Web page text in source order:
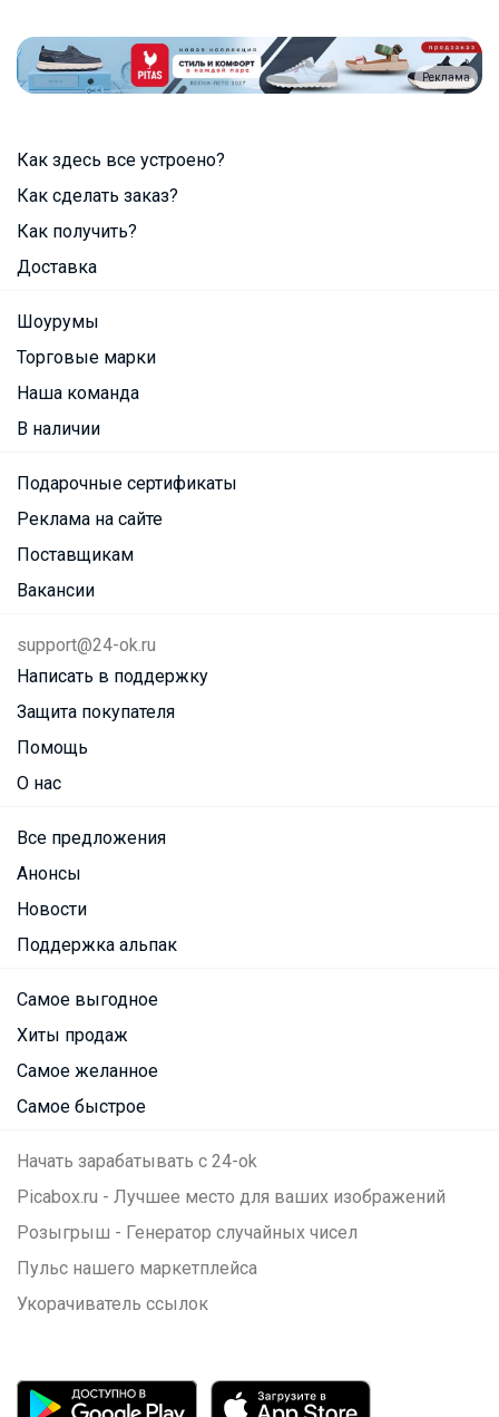
Реклама
Как здесь все устроено?
Как сделать заказ?
Как получить?
Доставка
Шоурумы
Торговые марки
Наша команда
В наличии
Подарочные сертификаты
Реклама на сайте
Поставщикам
Вакансии
support@24-ok.ru
Написать в поддержку
Защита покупателя
Помощь
О нас
Все предложения
Анонсы
Новости
Поддержка альпак
Самое выгодное
Хиты продаж
Самое желанное
Самое быстрое
Начать зарабатывать с 24-ok
Picabox.ru - Лучшее место для ваших изображений
Розыгрыш - Генератор случайных чисел
Пульс нашего маркетплейса
Укорачиватель ссылок